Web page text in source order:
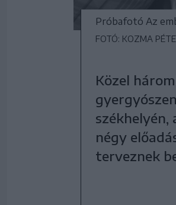
Próbafotó Az
FOTÓ: KOZMA
Közel
négy
terveznek